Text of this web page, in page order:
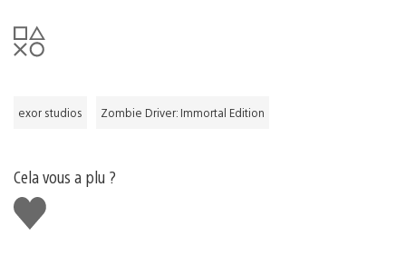
exor studios Zombie Driver: Immortal Edition
Cela vous a plu ?
J'aime